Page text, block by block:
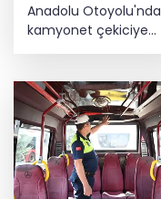
Anadolu Otoyolu'nda
kamyonet çekiciye